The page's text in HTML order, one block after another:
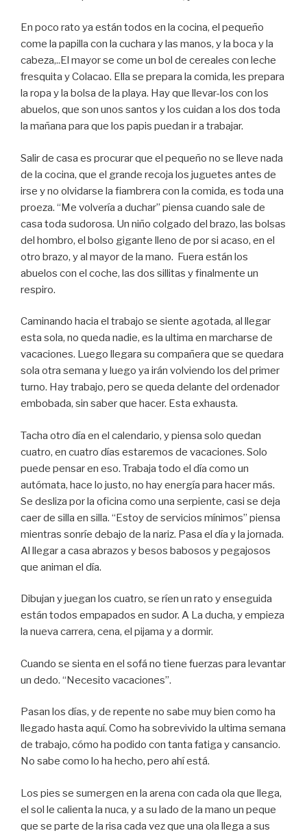
En poco rato ya están todos en la cocina, el pequeño
come la papilla con la cuchara y las manos, y la boca y la
cabeza,..El mayor se come un bol de cereales con leche
fresquita y Colacao. Ella se prepara la comida, les prepara
la ropa y la bolsa de la playa. Hay que llevar-los con los
abuelos, que son unos santos y los cuidan a los dos toda
la mañana para que los papis puedan ir a trabajar.
Salir de casa es procurar que el pequeño no se lleve nada
de la cocina, que el grande recoja los juguetes antes de
irse y no olvidarse la fiambrera con la comida, es toda una
proeza. “Me volvería a duchar” piensa cuando sale de
casa toda sudorosa. Un niño colgado del brazo, las bolsas
del hombro, el bolso gigante lleno de por si acaso, en el
otro brazo, y al mayor de la mano. Fuera están los
abuelos con el coche, las dos sillitas y finalmente un
respiro.
Caminando hacia el trabajo se siente agotada, al llegar
esta sola, no queda nadie, es la ultima en marcharse de
vacaciones. Luego llegara su compañera que se quedara
sola otra semana y luego ya irán volviendo los del primer
turno. Hay trabajo, pero se queda delante del ordenador
embobada, sin saber que hacer. Esta exhausta.
Tacha otro día en el calendario, y piensa solo quedan
cuatro, en cuatro días estaremos de vacaciones. Solo
puede pensar en eso. Trabaja todo el día como un
autómata, hace lo justo, no hay energía para hacer más.
Se desliza por la oficina como una serpiente, casi se deja
caer de silla en silla. “Estoy de servicios mínimos” piensa
mientras sonríe debajo de la nariz. Pasa el día y la jornada.
Al llegar a casa abrazos y besos babosos y pegajosos
que animan el día.
Dibujan y juegan los cuatro, se ríen un rato y enseguida
están todos empapados en sudor. A La ducha, y empieza
la nueva carrera, cena, el pijama y a dormir.
Cuando se sienta en el sofá no tiene fuerzas para levantar
un dedo. “Necesito vacaciones”.
Pasan los días, y de repente no sabe muy bien como ha
llegado hasta aquí. Como ha sobrevivido la ultima semana
de trabajo, cómo ha podido con tanta fatiga y cansancio.
No sabe como lo ha hecho, pero ahí está.
Los pies se sumergen en la arena con cada ola que llega,
el sol le calienta la nuca, y a su lado de la mano un peque
que se parte de la risa cada vez que una ola llega a sus